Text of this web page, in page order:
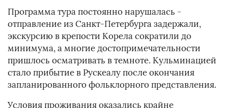
Программа тура постоянно нарушалась -
отправление из Санкт-Петербурга задержали,
экскурсию в крепости Корела сократили до
минимума, а многие достопримечательности
пришлось осматривать в темноте. Кульминацией
стало прибытие в Рускеалу после окончания
запланированного фольклорного представления.
Условия проживания оказались крайне